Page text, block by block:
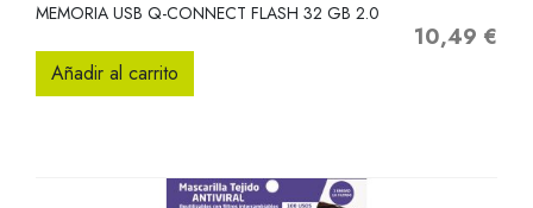
MEMORIA USB Q-CONNECT FLASH 32 GB 2.0
Precio
10,49 €
Añadir al carrito